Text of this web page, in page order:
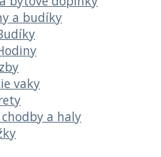
a budíky
vaky
chodby a haly